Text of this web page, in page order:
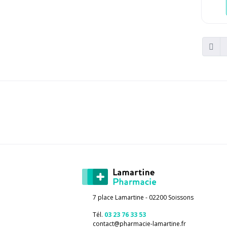
7 place Lamartine - 02200 Soissons
Tél. 03 23 76 33 53
contact@pharmacie-lamartine.fr